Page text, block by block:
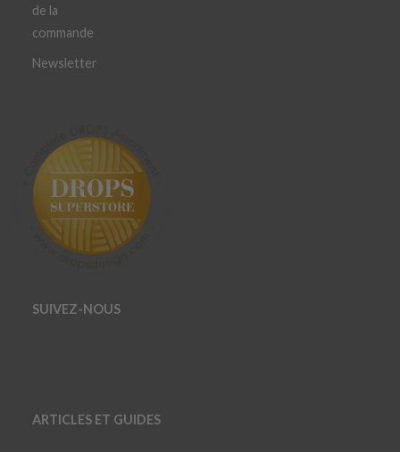
de la
commande
Newsletter
SUIVEZ-NOUS
ARTICLES ET GUIDES